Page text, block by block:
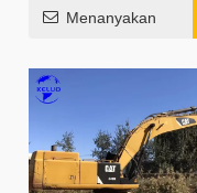
Menanyakan